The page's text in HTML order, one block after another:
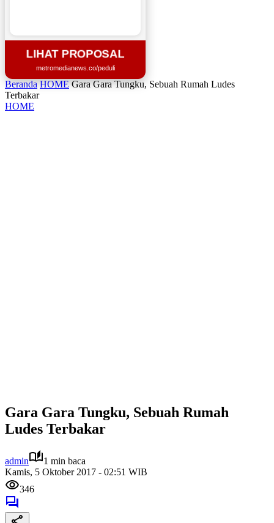
LIHAT PROPOSAL
metromedianews.co/peduli
Beranda HOME Gara Gara Tungku, Sebuah Rumah Ludes
Terbakar
HOME
Gara Gara Tungku, Sebuah Rumah
Ludes Terbakar
admin
1 min baca
Kamis, 5 Oktober 2017 - 02:51 WIB
346